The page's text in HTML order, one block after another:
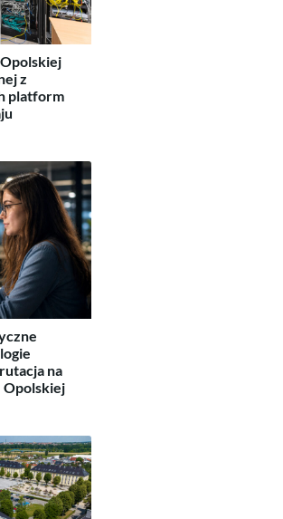
z
platform
na
Opolskiej